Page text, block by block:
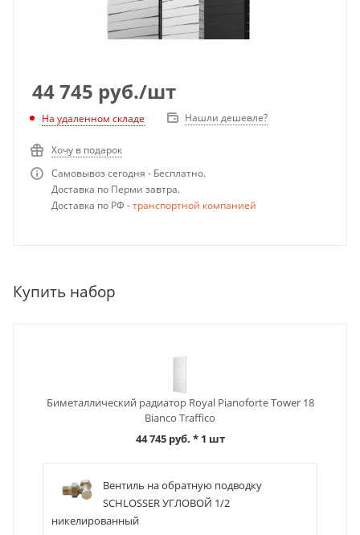
44 745 руб./шт
На удаленном складе Нашли дешевле?
Хочу в подарок
Самовывоз сегодня - Бесплатно.
Доставка по Перми завтра.
Доставка по РФ -транспортной компанией
Купить набор
Биметаллический радиатор Royal Pianoforte Tower 18
Bianco Traffico
44 745 руб. * 1 шт
Вентиль на обратную подводку
SCHLOSSER УГЛОВОЙ 1/2
никелированный